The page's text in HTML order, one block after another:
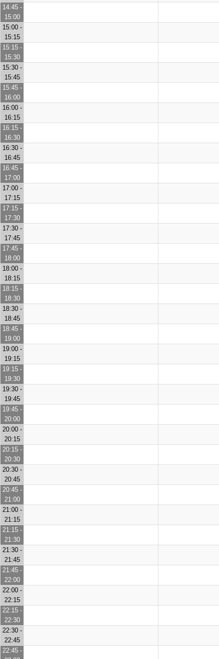
14:45 -
15:00
15:00 -
15:15
15:15 -
15:30
15:30 -
15:45
15:45 -
16:00
16:00 -
16:15
16:15 -
16:30
16:30 -
16:45
16:45 -
17:00
17:00 -
17:15
17:15 -
17:30
17:30 -
17:45
17:45 -
18:00
18:00 -
18:15
18:15 -
18:30
18:30 -
18:45
18:45 -
19:00
19:00 -
19:15
19:15 -
19:30
19:30 -
19:45
19:45 -
20:00
20:00 -
20:15
20:15 -
20:30
20:30 -
20:45
20:45 -
21:00
21:00 -
21:15
21:15 -
21:30
21:30 -
21:45
21:45 -
22:00
22:00 -
22:15
22:15 -
22:30
22:30 -
22:45
22:45 -